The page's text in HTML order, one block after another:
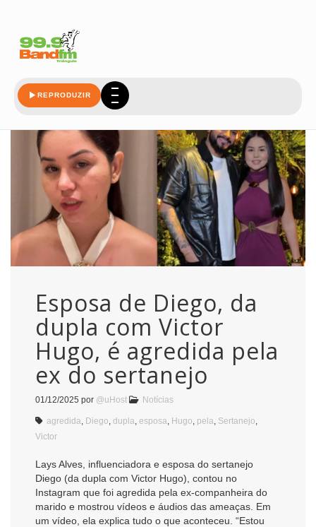
REPRODUZIR
Esposa de Diego, da
dupla com Victor
Hugo, é agredida pela
ex do sertanejo
01/12/2025 por @uHost Notícias
agredida Diego dupla esposa Hugo pela Sertanejo
Victor
Lays Alves, influenciadora e esposa do sertanejo
Diego (da dupla com Victor Hugo), contou no
Instagram que foi agredida pela ex-companheira do
marido e mostrou vídeos e áudios das ameaças. Em
um vídeo, ela explica tudo o que aconteceu. “Estou